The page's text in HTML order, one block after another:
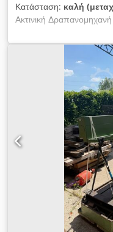
Κατάσταση: καλή
Ακτινική Δραπανομηχανή
δραπανομηχανή από τον
μοντέλο RF50/1250. Το
κατασκευή του και είναι
κατασκευών, συνεργεία ή
Τεχνικά
Κατασκευαστής:
Τύπος ρεύματος: 3~
Uskr Συχνότητα: 50 Hz
ρεύμα: 10 A
αντίδραση) Περισσότερα
μεταχειρισμένα –
κατάστημα! Διεθνή